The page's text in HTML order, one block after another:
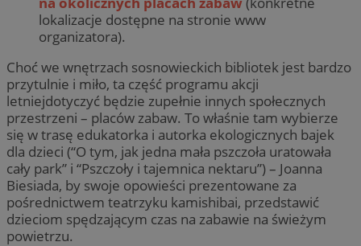
lokalizacje dostępne na stronie www
organizatora).
Choć we wnętrzach sosnowieckich bibliotek jest bardzo
przytulnie i miło, ta część programu akcji
letniejdotyczyć będzie zupełnie innych społecznych
przestrzeni – placów zabaw. To właśnie tam wybierze
się w trasę edukatorka i autorka ekologicznych bajek
dla dzieci (“O tym, jak jedna mała pszczoła uratowała
cały park” i “Pszczoły i tajemnica nektaru”) – Joanna
Biesiada, by swoje opowieści prezentowane za
pośrednictwem teatrzyku kamishibai, przedstawić
dzieciom spędzającym czas na zabawie na świeżym
powietrzu.